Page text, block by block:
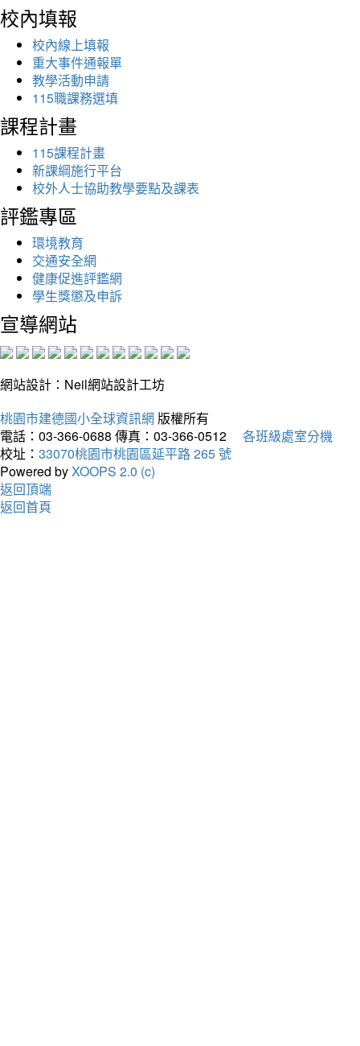
校內填報
校內線上填報
重大事件通報單
教學活動申請
115職課務選填
課程計畫
115課程計畫
新課綱施行平台
校外人士協助教學要點及課表
評鑑專區
環境教育
交通安全網
健康促進評鑑網
學生獎懲及申訴
宣導網站
網站設計：Neil網站設計工坊
桃園市建德國小全球資訊網 版權所有
電話：03-366-0688 傳真：03-366-0512
各班級處室分機
校址： 33070桃園市桃園區延平路 265 號
Powered byXOOPS 2.0 (c)
返回頂端
返回首頁